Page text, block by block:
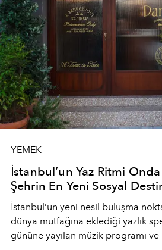
geceye taşıyarak her hafta farklı
YEMEK
İstanbul’un Yaz Ritmi
Şehrin En Yeni Sosyal
İstanbul’un yeni nesil buluşma
dünya mutfağına eklediği yazlık
gününe yayılan müzik programı